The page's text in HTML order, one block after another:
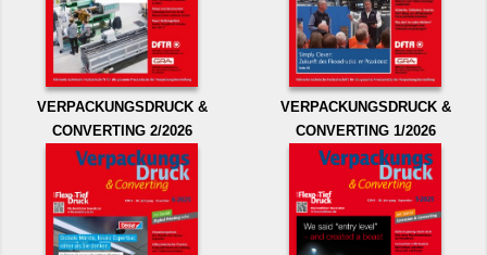
VERPACKUNGSDRUCK &
CONVERTING 2/2026
VERPACKUNGSDRUCK &
CONVERTING 1/2026